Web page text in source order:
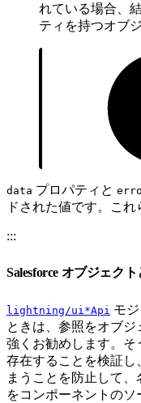
れている場合、
ティを持つオブ
data プロパティと
ドされた値です。こ
:::
Salesforce オブジェク
lightning/ui*Api モ
ときは、参照をオブ
強くお勧めします。
存在することを検証し
まうことを防止して
をコンポーネントの